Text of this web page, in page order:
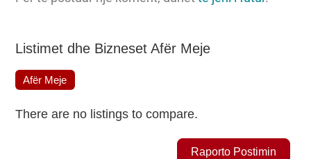
Listimet dhe Bizneset Afër Meje
Afër Meje
There are no listings to compare.
Raporto Postimin